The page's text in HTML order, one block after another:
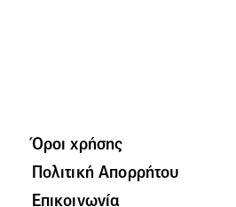
Όροι χρήσης
Πολιτική Απορρήτου
Επικοινωνία